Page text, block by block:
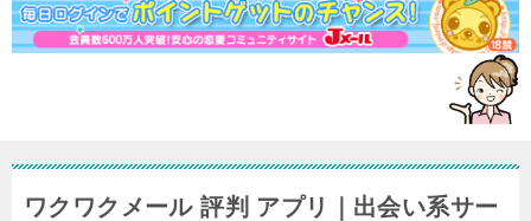
ワクワクメール 評判 アプリ｜出会い系サー